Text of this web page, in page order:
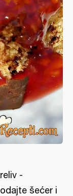
-
šećer i